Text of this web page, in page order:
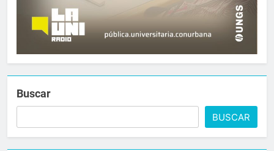
Buscar
BUSCAR